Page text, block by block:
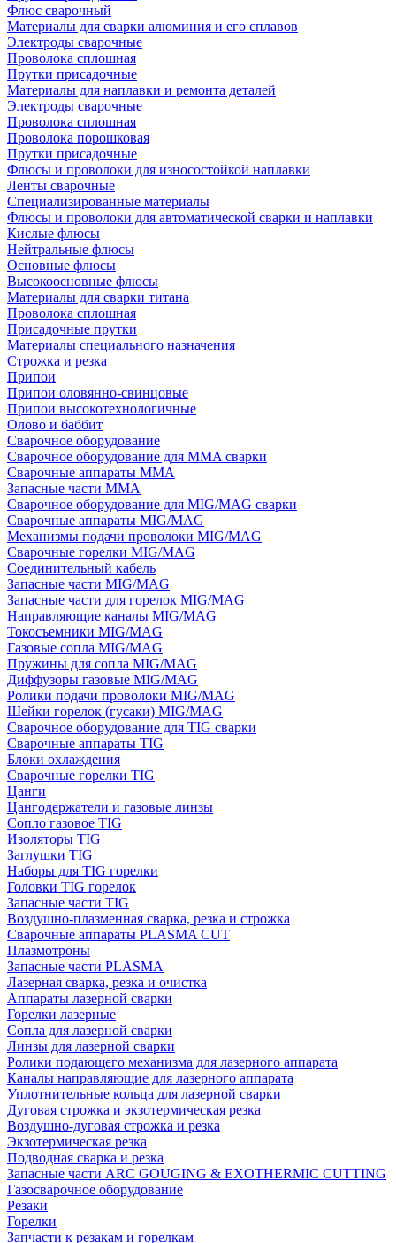
Флюс сварочный
Материалы для сварки алюминия и его сплавов
Электроды сварочные
Проволока сплошная
Прутки присадочные
Материалы для наплавки и ремонта деталей
Электроды сварочные
Проволока сплошная
Проволока порошковая
Прутки присадочные
Флюсы и проволоки для износостойкой наплавки
Ленты сварочные
Специализированные материалы
Флюсы и проволоки для автоматической сварки и наплавки
Кислые флюсы
Нейтральные флюсы
Основные флюсы
Высокоосновные флюсы
Материалы для сварки титана
Проволока сплошная
Присадочные прутки
Материалы специального назначения
Строжка и резка
Припои
Припои оловянно-свинцовые
Припои высокотехнологичные
Олово и баббит
Сварочное оборудование
Сварочное оборудование для MMA сварки
Сварочные аппараты MMA
Запасные части MMA
Сварочное оборудование для MIG/MAG сварки
Сварочные аппараты MIG/MAG
Механизмы подачи проволоки MIG/MAG
Сварочные горелки MIG/MAG
Соединительный кабель
Запасные части MIG/MAG
Запасные части для горелок MIG/MAG
Направляющие каналы MIG/MAG
Токосъемники MIG/MAG
Газовые сопла MIG/MAG
Пружины для сопла MIG/MAG
Диффузоры газовые MIG/MAG
Ролики подачи проволоки MIG/MAG
Шейки горелок (гусаки) MIG/MAG
Сварочное оборудование для TIG сварки
Сварочные аппараты TIG
Блоки охлаждения
Сварочные горелки TIG
Цанги
Цангодержатели и газовые линзы
Сопло газовое TIG
Изоляторы TIG
Заглушки TIG
Наборы для TIG горелки
Головки TIG горелок
Запасные части TIG
Воздушно-плазменная сварка, резка и строжка
Сварочные аппараты PLASMA CUT
Плазмотроны
Запасные части PLASMA
Лазерная сварка, резка и очистка
Аппараты лазерной сварки
Горелки лазерные
Сопла для лазерной сварки
Линзы для лазерной сварки
Ролики подающего механизма для лазерного аппарата
Каналы направляющие для лазерного аппарата
Уплотнительные кольца для лазерной сварки
Дуговая строжка и экзотермическая резка
Воздушно-дуговая строжка и резка
Экзотермическая резка
Подводная сварка и резка
Запасные части ARC GOUGING & EXOTHERMIC CUTTING
Газосварочное оборудование
Резаки
Горелки
Запчасти к резакам и горелкам